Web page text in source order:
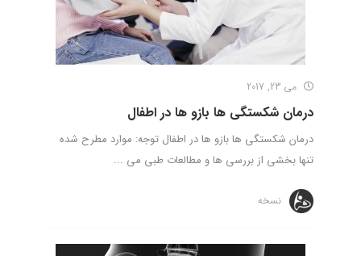
می 23, 2017
درمان شکستگی ها بازو ها در اطفال
درمان شکستگی ها بازو ها در اطفال توجه: موارد مطرح شده
تنها بخشی از بررسی ها و مطالعات طبی می ...
نسخه